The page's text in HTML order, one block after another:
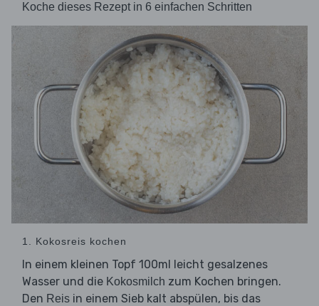
Koche dieses Rezept in 6 einfachen Schritten
1. Kokosreis kochen
In einem kleinen Topf 100ml leicht gesalzenes
Wasser und die Kokosmilch zum Kochen bringen.
Den Reis in einem Sieb kalt abspülen, bis das